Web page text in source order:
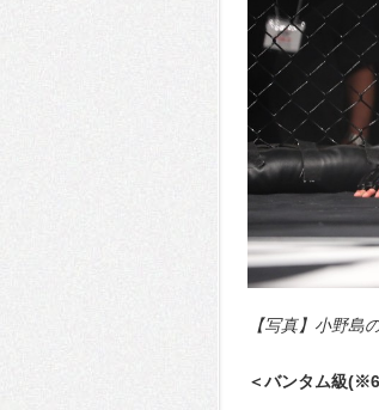
【写真】小野島
＜バンタム級